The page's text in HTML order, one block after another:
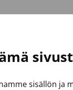
sisällön ja